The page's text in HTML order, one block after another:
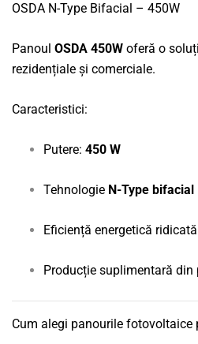
OSDA N-Type Bifacial – 450W
Panoul OSDA 450W oferă o
rezidențiale și comerciale.
Caracteristici:
Putere: 450 W
Tehnologie N-Type bifacial
Eficiență energetică ridicată
Producție suplimentară din
Cum alegi panourile fotovoltaice